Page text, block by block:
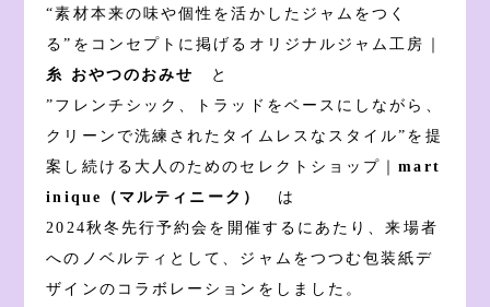
“素材本来の味や個性を活かしたジャムをつく
る”をコンセプトに掲げるオリジナルジャム工房｜
糸 おやつのおみせ
と
”フレンチシック、トラッドをベースにしながら、
クリーンで洗練されたタイムレスなスタイル”を提
案し続ける大人のためのセレクトショップ｜mart
inique（マルティニーク）
は
2024秋冬先行予約会を開催するにあたり、来場者
へのノベルティとして、ジャムをつつむ包装紙デ
ザインのコラボレーションをしました。